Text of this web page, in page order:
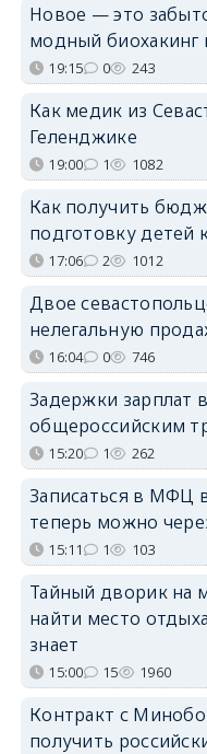
Новое — это
модный биохакинг
19:15 0 243
Как медик из
Геленджике
19:00 1 1082
Как получить
подготовку детей
17:06 2 1012
Двое
нелегальную
16:04 0 746
Задержки зарплат
общероссийским
15:20 1 262
Записаться в МФЦ
теперь можно
15:11 1 103
Тайный дворик на
найти место
знает
15:00 15 1960
Контракт с
получить